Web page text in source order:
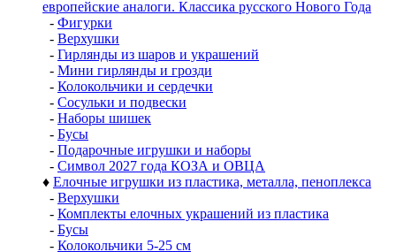
европейские аналоги. Классика русского Нового Года
- Фигурки
- Верхушки
- Гирлянды из шаров и украшений
- Мини гирлянды и грозди
- Колокольчики и сердечки
- Сосульки и подвески
- Наборы шишек
- Бусы
- Подарочные игрушки и наборы
- Символ 2027 года КОЗА и ОВЦА
♦ Елочные игрушки из пластика, металла, пеноплекса
- Верхушки
- Комплекты елочных украшений из пластика
- Бусы
- Колокольчики 5-25 см